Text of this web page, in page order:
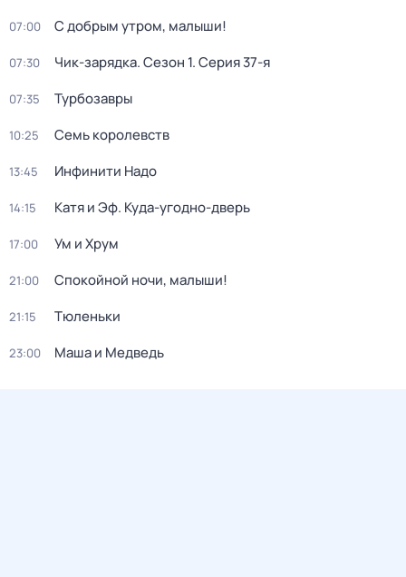
07:00 С добрым утром, малыши!
07:30 Чик-зарядка. Сезон 1. Серия 37-я
07:35 Турбозавры
10:25 Семь королевств
13:45 Инфинити Надо
14:15 Катя и Эф. Куда-угодно-дверь
17:00 Ум и Хрум
21:00 Спокойной ночи, малыши!
21:15 Тюленьки
23:00 Маша и Медведь